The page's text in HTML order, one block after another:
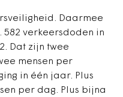
Daarmee
verkeersdoden in
Dat zijn twee
mensen per
in één jaar. Plus
per dag. Plus bijna